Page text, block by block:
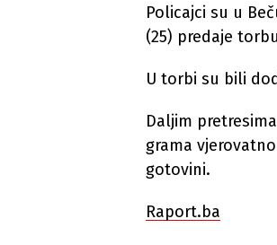
Policajci su u
(25) predaje
U torbi su bili
Daljim
grama
gotovini.
Raport.ba